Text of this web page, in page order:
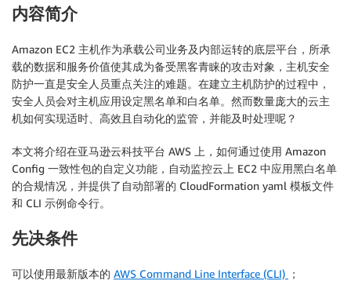
内容简介
Amazon EC2 主机作为承载公司业务及内部运转的底层平台，所承
载的数据和服务价值使其成为备受黑客青睐的攻击对象，主机安全
防护一直是安全人员重点关注的难题。在建立主机防护的过程中，
安全人员会对主机应用设定黑名单和白名单。然而数量庞大的云主
机如何实现适时、高效且自动化的监管，并能及时处理呢？
本文将介绍在亚马逊云科技平台 AWS 上，如何通过使用 Amazon
Config 一致性包的自定义功能，自动监控云上 EC2 中应用黑白名单
的合规情况，并提供了自动部署的 CloudFormation yaml 模板文件
和 CLI 示例命令行。
先决条件
可以使用最新版本的 AWS Command Line Interface (CLI) ；